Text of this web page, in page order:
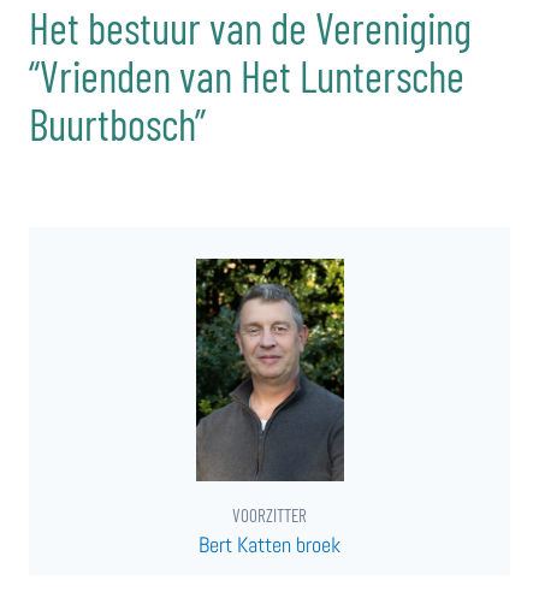
Het bestuur van de Vereniging
“Vrienden van Het Luntersche
Buurtbosch”
VOORZITTER
Bert Katten broek